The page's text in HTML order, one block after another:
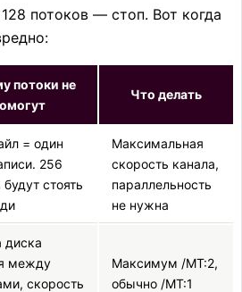
потоков — стоп. Вот когда
потоки не
Что делать
= один
256
будут стоять
Максимальная
скорость канала,
параллельность
не нужна
диска
между
скорость
Максимум /MT:2,
обычно /MT:1